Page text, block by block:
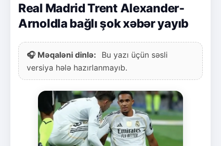
Real Madrid Trent Alexander-
Arnoldla bağlı şok xəbər yayıb
🎧 Məqaləni dinlə:
Bu yazı üçün səsli
versiya hələ hazırlanmayıb.